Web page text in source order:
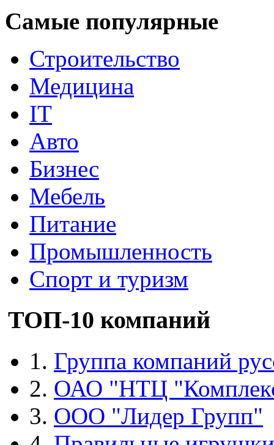
Самые популярные
Строительство
Медицина
IT
Авто
Бизнес
Мебель
Питание
Промышленность
Спорт и туризм
ТОП-10 компаний
1. Группа компаний
2. ОАО "НТЦ
3. ООО "Лидер Групп"